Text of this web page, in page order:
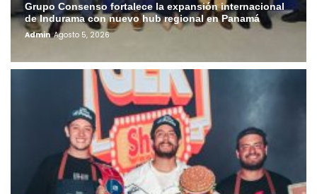
Grupo Consenso fortalece la expansión internacional
de Indurama con nuevo hub regional en Panamá
Admin Agosto 5, 2026